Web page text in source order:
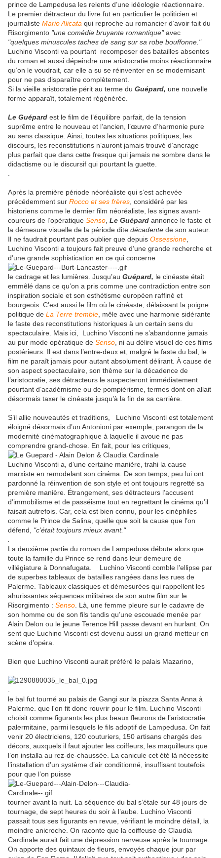
prince de Lampedusa les relents d’une idéologie réactionnaire.
Le premier détracteur du livre fut en particulier le politicien et
journaliste Mario Alicata qui reproche au romancier d’avoir fait du
Risorgimento "une comédie bruyante romantique"avec
"quelques minuscules taches de sang sur sa robe bouffonne."
Luchino Visconti va pourtant recomposer des batailles absentes
du roman et aussi dépeindre une aristocratie moins réactionnaire
qu’on le voudrait, car elle a su se réinventer en se modernisant
pour ne pas disparaître complètement.
Si la vieille aristocratie périt au terme du Guépard, une nouvelle
forme apparaît, totalement régénérée.
Le Guépard est le film de l’équilibre parfait, de la tension
suprême entre le nouveau et l’ancien, l’œuvre d’harmonie pure
au sens classique. Ainsi, toutes les situations politiques, les
discours, les reconstitutions n’auront jamais trouvé d’ancrage
plus parfait que dans cette fresque qui jamais ne sombre dans le
didactisme ou le discursif qui pourtant la guette.
Après la première période néoréaliste qui s’est achevée
précédemment sur Rocco et ses frères , considéré par les
historiens comme le dernier film néoréaliste, les signes avant-
coureurs de l’opératique Senso Le Guépard annonce le faste et
la démesure visuelle de la période dite décadente de son auteur.
Il ne faudrait pourtant pas oublier que depuis Ossessione
Luchino Visconti a toujours fait preuve d’une grande recherche et
d’une grande sophistication en ce qui concerne
le cadrage et les lumières. Jusqu’au Guépard, le cinéaste était
emmêlé dans ce qu’on a pris comme une contradiction entre son
inspiration sociale et son esthétisme européen raffiné et
bourgeois. C’est aussi le film où le cinéaste, délaissant la poigne
politique de La Terre tremble , mêle avec une harmonie sidérante
le faste des reconstitutions historiques à un certain sens du
spectaculaire. Mais ici, Luchino Visconti ne s’abandonne jamais
au pur mode opératique de Senso , ni au délire visuel de ces films
postérieurs. Il est dans l’entre-deux et, malgré le faste du bal, le
film ne paraît jamais pour autant absolument délirant. À cause de
son aspect spectaculaire, son thème sur la décadence de
l’aristocratie, ses détracteurs le suspecteront immédiatement
pourtant d’académisme ou de pompiérisme, termes dont on allait
désormais taxer le cinéaste jusqu’à la fin de sa carrière.
S’il allie nouveautés et traditions, Luchino Visconti est totalement
éloigné désormais d’un Antonioni par exemple, parangon de la
modernité cinématographique à laquelle il avoue ne pas
comprendre grand-chose. En fait, pour les critiques,
Luchino Visconti a, d’une certaine manière, trahi la cause
marxiste en remodelant son cinéma. De son temps, peu lui ont
pardonné la réinvention de son style et ont toujours regretté sa
première manière. Étrangement, ses détracteurs l’accusent
d’immobilisme et de passéisme tout en regrettant le cinéma qu’il
faisait autrefois. Car, cela est bien connu, pour les cinéphiles
comme le Prince de Salina, quelle que soit la cause que l’on
défend, "c’était toujours mieux avant."
La deuxième partie du roman de Lampedusa débute alors que
toute la famille du Prince se rend dans leur demeure de
villégiature à Donnafugata. Luchino Visconti comble l’ellipse par
de superbes tableaux de batailles rangées dans les rues de
Palerme. Tableaux classiques et démesurées qui rappellent les
ahurissantes séquences militaires de son autre film sur le
Risorgimento : Senso . Là, une femme pleure sur le cadavre de
son homme ou de son fils tandis qu’une escouade menée par
Alain Delon ou le jeune Terence Hill passe devant en hurlant. On
sent que Luchino Visconti est devenu aussi un grand metteur en
scène d’opéra.
Bien que Luchino Visconti aurait préféré le palais Mazarino,
le bal fut tourné au palais de Gangi sur la piazza Santa Anna à
Palerme. que l'on fit donc rouvrir pour le film. Luchino Visconti
choisit comme figurants les plus beaux fleurons de l’aristocratie
palermitaine, parmi lesquels le fils adoptif de Lampedusa. On fait
venir 20 électriciens, 120 couturiers, 150 artisans chargés des
décors, auxquels il faut ajouter les coiffeurs, les maquilleurs que
l’on installa au rez-de-chaussée. La canicule cet été là nécessite
l’installation d’un système d’air conditionné, insuffisant toutefois
pour que l’on puisse
tourner avant la nuit. La séquence du bal s’étale sur 48 jours de
tournage, de sept heures du soir à l’aube. Luchino Visconti
passait tous ses figurants en revue, vérifiant le moindre détail, la
moindre anicroche. On raconte que la coiffeuse de Claudia
Cardinale aurait fait une dépression nerveuse après le tournage.
On apporte des quintaux de fleurs, envoyés chaque jour par